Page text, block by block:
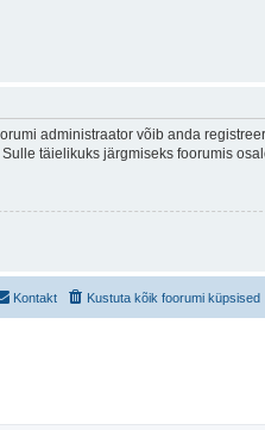
administraator võib anda
täielikuks järgmiseks foorumis
Kustuta kõik foorumi küpsised
Kontakt